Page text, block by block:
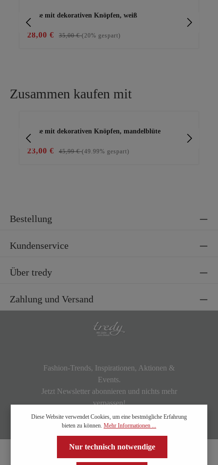
Bluse mit dekorativen Knöpfen, weiß
28,00 € 35,00 €(20% gespart)
Zusammen kaufen mit
Bluse mit dekorativen Knöpfen, mandelblüte
23,00 € 45,99 €(49.99% gespart)
Bestellung
Kundenservice
Über tredy
Zahlung und Versand
Fashion-Trends, Inspirationen, Aktionen &
Events.
Jetzt Newsletter abonnieren und nichts mehr
verpassen!
Diese Website verwendet Cookies, um eine bestmögliche Erfahrung
bieten zu können. Mehr Informationen ...
Nur technisch notwendige